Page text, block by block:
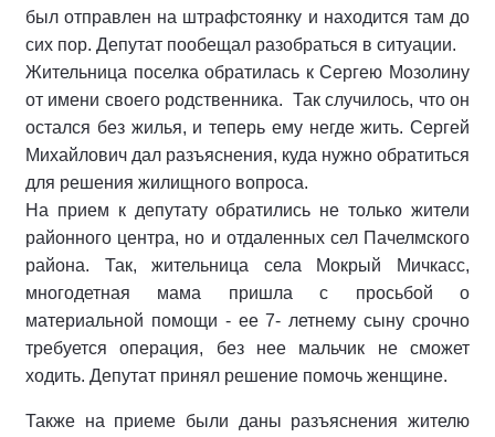
был отправлен на штрафстоянку и находится там до
сих пор. Депутат пообещал разобраться в ситуации.
Жительница поселка обратилась к Сергею Мозолину
от имени своего родственника. Так случилось, что он
остался без жилья, и теперь ему негде жить. Сергей
Михайлович дал разъяснения, куда нужно обратиться
для решения жилищного вопроса.
На прием к депутату обратились не только жители
районного центра, но и отдаленных сел Пачелмского
района. Так, жительница села Мокрый Мичкасс,
многодетная мама пришла с просьбой о
материальной помощи - ее 7- летнему сыну срочно
требуется операция, без нее мальчик не сможет
ходить. Депутат принял решение помочь женщине.
Также на приеме были даны разъяснения жителю